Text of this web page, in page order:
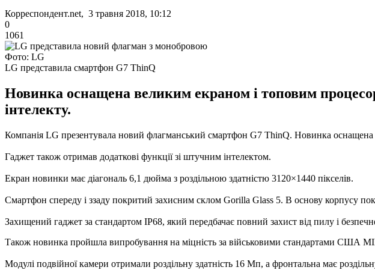
Корреспондент.net, 3 травня 2018, 10:12
0
1061
Фото: LG
LG представила смартфон G7 ThinQ
Новинка оснащена великим екраном і топовим
інтелекту.
Компанія LG презентувала новий флагманський смартфон G7 ThinQ. Новинка оснащена
Гаджет також отримав додаткові функції зі штучним інтелектом.
Екран новинки має діагональ 6,1 дюйма з роздільною здатністю 3120×1440 пікселів.
Смартфон спереду і ззаду покритий захисним склом Gorilla Glass 5. В основу корпусу
Захищений гаджет за стандартом IP68, який передбачає повний захист від пилу і
Також новинка пройшла випробування на міцність за військовими стандартами США
Модулі подвійної камери отримали роздільну здатність 16 Мп, а фронтальна має